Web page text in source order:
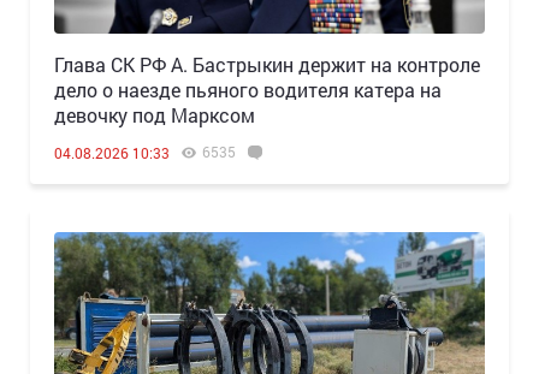
Глава СК РФ А. Бастрыкин держит на контроле
дело о наезде пьяного водителя катера на
девочку под Марксом
04.08.2026 10:33 6535